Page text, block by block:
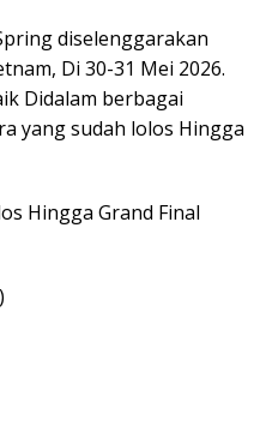
diselenggarakan
Di 30-31 Mei 2026.
Didalam berbagai
yang sudah lolos Hingga
Hingga Grand Final